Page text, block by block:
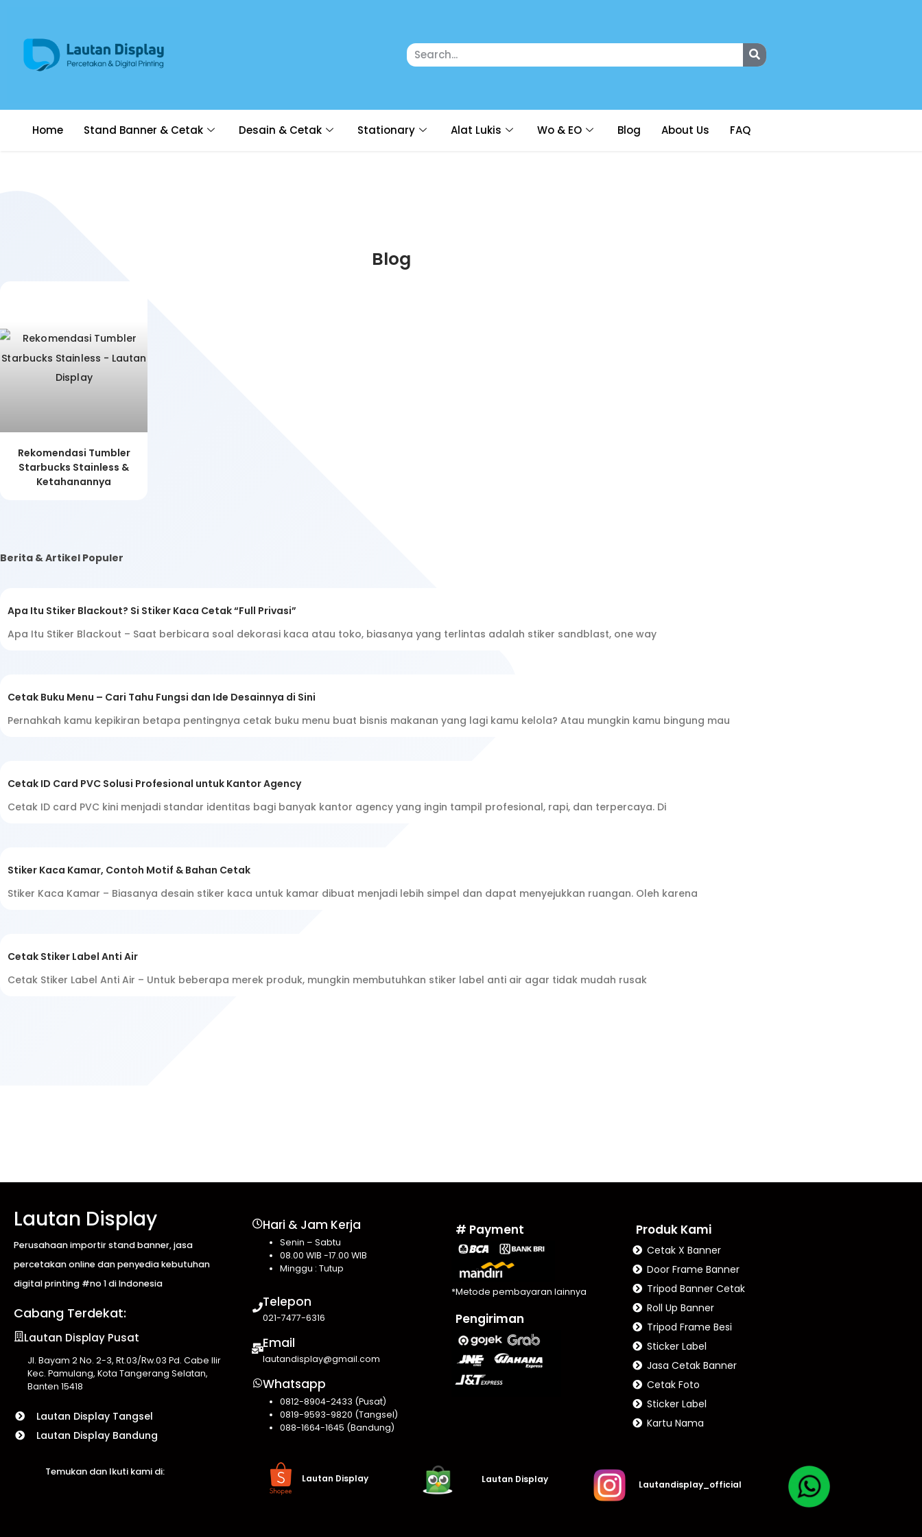
Home Stand Banner & Cetak Desain & Cetak Stationary Alat Lukis Wo & EO Blog About Us FAQ
Blog
Rekomendasi Tumbler
Starbucks Stainless &
Ketahanannya
Berita & Artikel Populer
Apa Itu Stiker Blackout? Si Stiker Kaca Cetak “Full Privasi”
Apa Itu Stiker Blackout – Saat berbicara soal dekorasi kaca atau toko, biasanya yang terlintas adalah stiker sandblast, one way
Cetak Buku Menu – Cari Tahu Fungsi dan Ide Desainnya di Sini
Pernahkah kamu kepikiran betapa pentingnya cetak buku menu buat bisnis makanan yang lagi kamu kelola? Atau mungkin kamu bingung mau
Cetak ID Card PVC Solusi Profesional untuk Kantor Agency
Cetak ID card PVC kini menjadi standar identitas bagi banyak kantor agency yang ingin tampil profesional, rapi, dan terpercaya. Di
Stiker Kaca Kamar, Contoh Motif & Bahan Cetak
Stiker Kaca Kamar – Biasanya desain stiker kaca untuk kamar dibuat menjadi lebih simpel dan dapat menyejukkan ruangan. Oleh karena
Cetak Stiker Label Anti Air
Cetak Stiker Label Anti Air – Untuk beberapa merek produk, mungkin membutuhkan stiker label anti air agar tidak mudah rusak
Lautan Display
Perusahaan importir stand banner, jasa
percetakan online dan penyedia kebutuhan
digital printing #no 1 di Indonesia
Cabang Terdekat:
Lautan Display Pusat
Jl. Bayam 2 No. 2-3, Rt.03/Rw.03 Pd. Cabe Ilir
Kec. Pamulang, Kota Tangerang Selatan,
Banten 15418
Lautan Display Tangsel
Lautan Display Bandung
Hari & Jam Kerja
Senin – Sabtu
08.00 WIB -17.00 WIB
Minggu : Tutup
Telepon
021-7477-6316
Email
lautandisplay@gmail.com
Whatsapp
0812-8904-2433 (Pusat)
0819-9593-9820 (Tangsel)
088-1664-1645 (Bandung)
# Payment
*Metode pembayaran lainnya
Pengiriman
Produk Kami
Cetak X Banner
Door Frame Banner
Tripod Banner Cetak
Roll Up Banner
Tripod Frame Besi
Sticker Label
Jasa Cetak Banner
Cetak Foto
Sticker Label
Kartu Nama
Temukan dan Ikuti kami di:
Lautan Display Lautan Display
Lautandisplay_official